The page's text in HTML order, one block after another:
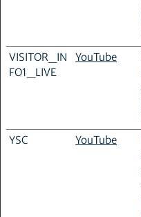
VISITOR_IN
FO1_LIVE
YouTube
YSC YouTube